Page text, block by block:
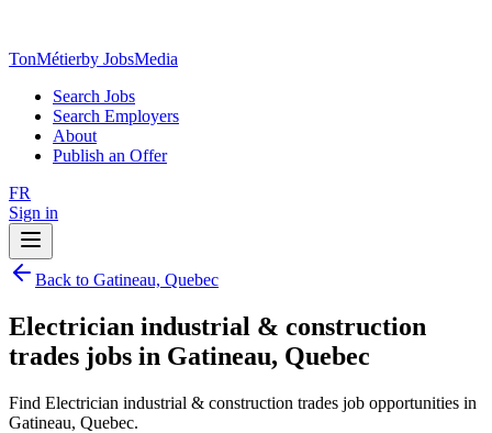
TonMétierby JobsMedia
Search Jobs
Search Employers
About
Publish an Offer
FR
Sign in
Back to Gatineau, Quebec
Electrician industrial & construction
trades jobs in Gatineau, Quebec
Find Electrician industrial & construction trades job opportunities in
Gatineau, Quebec.